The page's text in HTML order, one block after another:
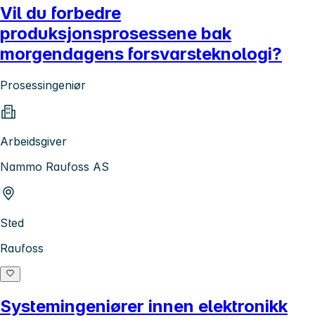
Vil du forbedre
produksjonsprosessene bak
morgendagens forsvarsteknologi?
Prosessingeniør
Arbeidsgiver
Nammo Raufoss AS
Sted
Raufoss
Systemingeniører innen elektronikk